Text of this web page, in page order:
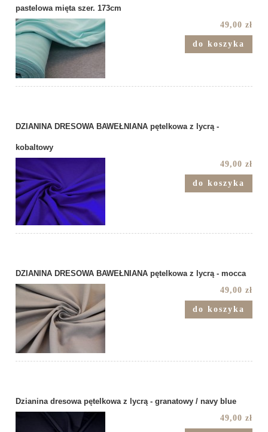
pastelowa mięta szer. 173cm
49,00 zł
do koszyka
DZIANINA DRESOWA BAWEŁNIANA pętelkowa z lycrą -
kobaltowy
49,00 zł
do koszyka
DZIANINA DRESOWA BAWEŁNIANA pętelkowa z lycrą - mocca
49,00 zł
do koszyka
Dzianina dresowa pętelkowa z lycrą - granatowy / navy blue
49,00 zł